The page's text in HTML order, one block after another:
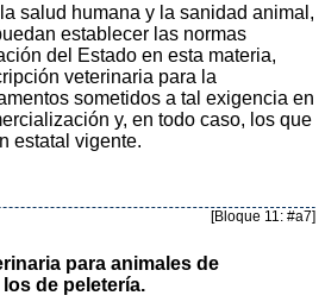
salud humana y la sanidad animal,
establecer las normas
del Estado en esta materia,
veterinaria para la
sometidos a tal exigencia en
y, en todo caso, los que
estatal vigente.
[Bloque 11: #a7]
para animales de
de peletería.